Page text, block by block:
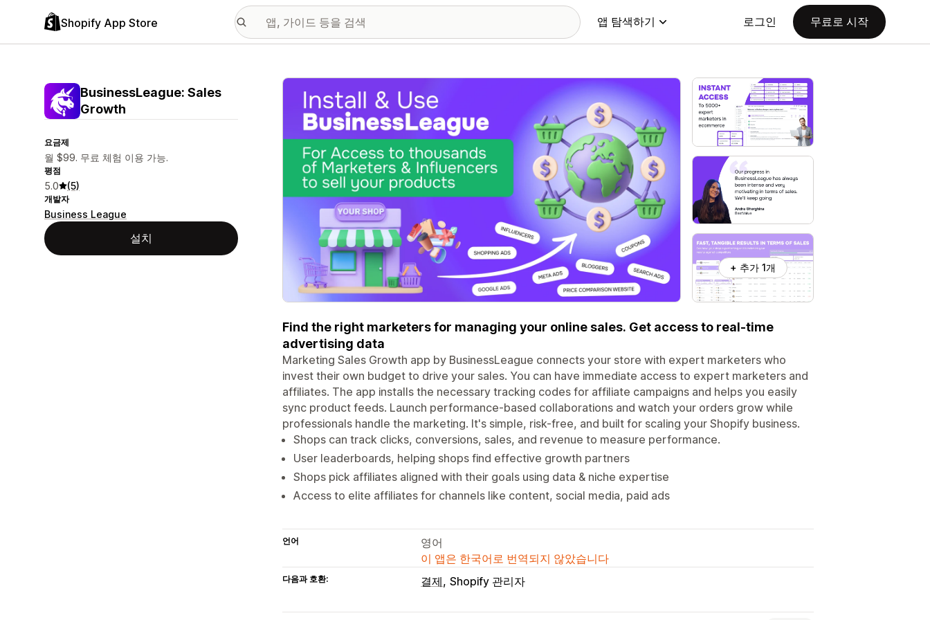
Shopify App Store 앱 탐색하기 로그인 무료로 시작
BusinessLeague: Sales
Growth
요금제
월 $99. 무료 체험 이용 가능.
평점
5.0 (5)
개발자
Business League
설치
추천 이미지 갤러리
+ 추가 1개
Find the right marketers for managing your online sales. Get access to real-time
advertising data
Marketing Sales Growth app by BusinessLeague connects your store with expert marketers who
invest their own budget to drive your sales. You can have immediate access to expert marketers and
affiliates. The app installs the necessary tracking codes for affiliate campaigns and helps you easily
sync product feeds. Launch performance-based collaborations and watch your orders grow while
professionals handle the marketing. It's simple, risk-free, and built for scaling your Shopify business.
Shops can track clicks, conversions, sales, and revenue to measure performance.
User leaderboards, helping shops find effective growth partners
Shops pick affiliates aligned with their goals using data & niche expertise
Access to elite affiliates for channels like content, social media, paid ads
언어
영어
이 앱은 한국어로 번역되지 않았습니다
다음과 호환: 결제 Shopify 관리자